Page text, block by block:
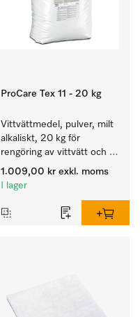
ProCare Tex 11 - 20 kg
Vittvättmedel, pulver, milt
alkaliskt, 20 kg för
rengöring av vittvätt och
färgäkta kulörtvätt.
1.009,00 kr exkl. moms
I lager